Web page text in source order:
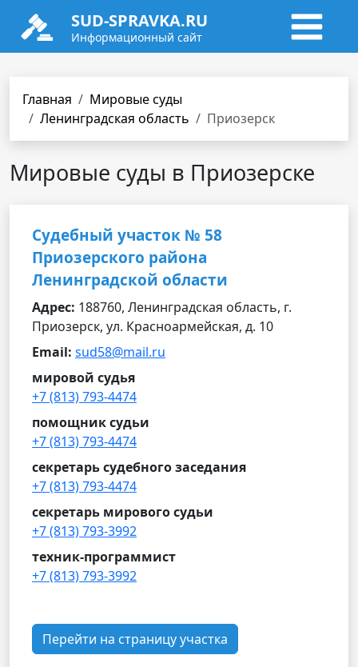
SUD-SPRAVKA.RU
Информационный сайт
Главная
Мировые суды
Ленинградская область
Приозерск
Мировые суды в Приозерске
Судебный участок № 58
Приозерского района
Ленинградской области
Адрес: 188760, Ленинградская область, г.
Приозерск, ул. Красноармейская, д. 10
Email: sud58@mail.ru
мировой судья
+7 (813) 793-4474
помощник судьи
+7 (813) 793-4474
секретарь судебного заседания
+7 (813) 793-4474
секретарь мирового судьи
+7 (813) 793-3992
техник-программист
+7 (813) 793-3992
Перейти на страницу участка